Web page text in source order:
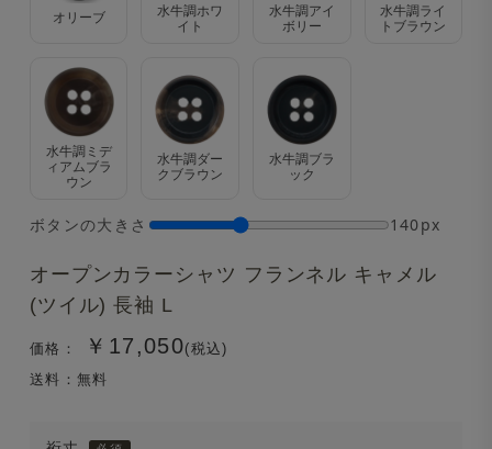
オープンカラーシャツ フランネル キャメル
(ツイル) 長袖 L
価格： ￥17,050(税込)
送料：無料
オリーブ
水牛調ホワ
イト
水牛調アイ
ボリー
水牛調ライ
トブラウン
水牛調ミデ
ィアムブラ
ウン
水牛調ダー
クブラウン
水牛調ブラ
ック
ボタンの大きさ 140px